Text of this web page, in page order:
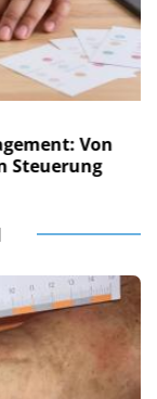
Von
Steuerung